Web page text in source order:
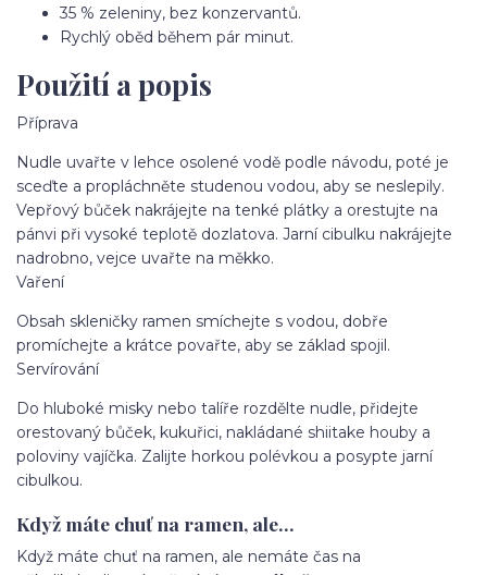
35 % zeleniny, bez konzervantů.
Rychlý oběd během pár minut.
Použití a popis
Příprava
Nudle uvařte v lehce osolené vodě podle návodu, poté je
sceďte a propláchněte studenou vodou, aby se neslepily.
Vepřový bůček nakrájejte na tenké plátky a orestujte na
pánvi při vysoké teplotě dozlatova. Jarní cibulku nakrájejte
nadrobno, vejce uvařte na měkko.
Vaření
Obsah skleničky ramen smíchejte s vodou, dobře
promíchejte a krátce povařte, aby se základ spojil.
Servírování
Do hluboké misky nebo talíře rozdělte nudle, přidejte
orestovaný bůček, kukuřici, nakládané shiitake houby a
poloviny vajíčka. Zalijte horkou polévkou a posypte jarní
cibulkou.
Když máte chuť na ramen, ale…
Když máte chuť na ramen, ale nemáte čas na